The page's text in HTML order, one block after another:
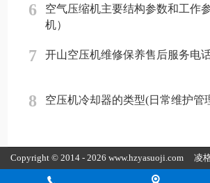
6
空气压缩机主要结构参数和工作
机）
7 开山空压机维修保养售后服务电
8 空压机冷却器的类型(日常维护管
Copyright © 2014 - 2026 www.hzyasuoji.com 凌
胜智能装备（深圳）有限公司版权所有
粤ICP